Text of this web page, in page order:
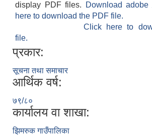
display PDF files.
Download
here to download the PDF file.
Click here to
file.
प्रकार:
सूचना तथा समाचार
आर्थिक वर्ष:
७९/८०
कार्यालय वा शाखा:
झिमरुक गाउँपालिका